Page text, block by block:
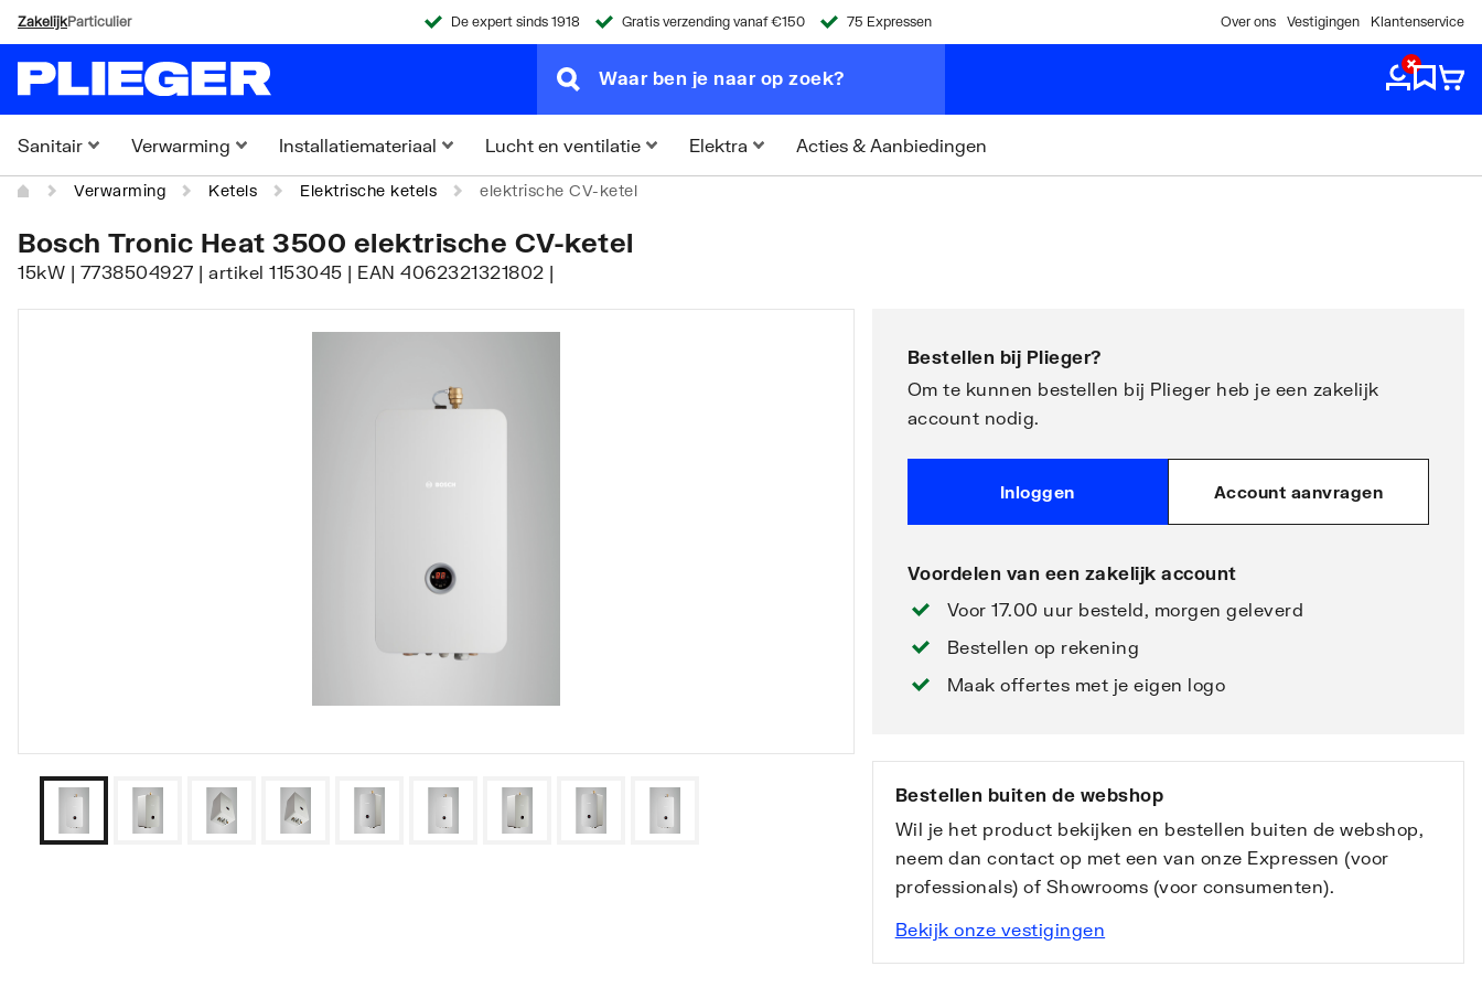
ZakelijkParticulier De expert sinds 1918 Gratis verzending vanaf €150 75 Expressen Over ons Vestigingen Klantenservice
Sanitair Verwarming Installatiemateriaal Lucht en ventilatie Elektra Acties & Aanbiedingen
Verwarming Ketels Elektrische ketels elektrische CV-ketel
Bosch Tronic Heat 3500 elektrische CV-ketel
15kW | 7738504927 | artikel 1153045 | EAN 4062321321802 |
Bestellen bij Plieger?
Om te kunnen bestellen bij Plieger heb je een zakelijk
account nodig.
Inloggen Account aanvragen
Voordelen van een zakelijk account
Voor 17.00 uur besteld, morgen geleverd
Bestellen op rekening
Maak offertes met je eigen logo
Bestellen buiten de webshop
Wil je het product bekijken en bestellen buiten de webshop,
neem dan contact op met een van onze Expressen (voor
professionals) of Showrooms (voor consumenten).
Bekijk onze vestigingen